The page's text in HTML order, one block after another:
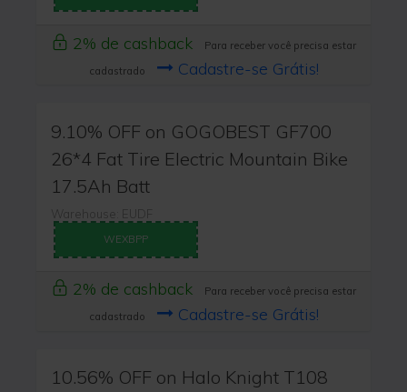
2% de cashback
Para receber você precisa estar
cadastrado
Cadastre-se Grátis!
9.10% OFF on GOGOBEST GF700
26*4 Fat Tire Electric Mountain Bike
17.5Ah Batt
Warehouse: EUDF
WEXBPP
2% de cashback
Para receber você precisa estar
cadastrado
Cadastre-se Grátis!
10.56% OFF on Halo Knight T108